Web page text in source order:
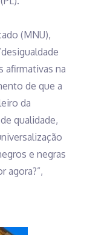
(MNU),
afirmativas na
de que a
da
qualidade,
e negras
agora?”,